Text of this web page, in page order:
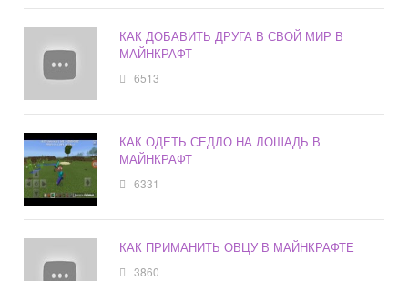
КАК ДОБАВИТЬ ДРУГА В СВОЙ МИР В
МАЙНКРАФТ
6513
КАК ОДЕТЬ СЕДЛО НА ЛОШАДЬ В
МАЙНКРАФТ
6331
КАК ПРИМАНИТЬ ОВЦУ В МАЙНКРАФТЕ
3860